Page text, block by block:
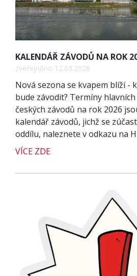
KALENDÁŘ ZÁVODŮ NA ROK
zveřejněno 12.03.2026
Nová sezona se kvapem blíží -
bude závodit? Termíny
českých závodů na rok 2026
kalendář závodů, jichž se
oddílu, naleznete v odkazu na
VÍCE ZDE